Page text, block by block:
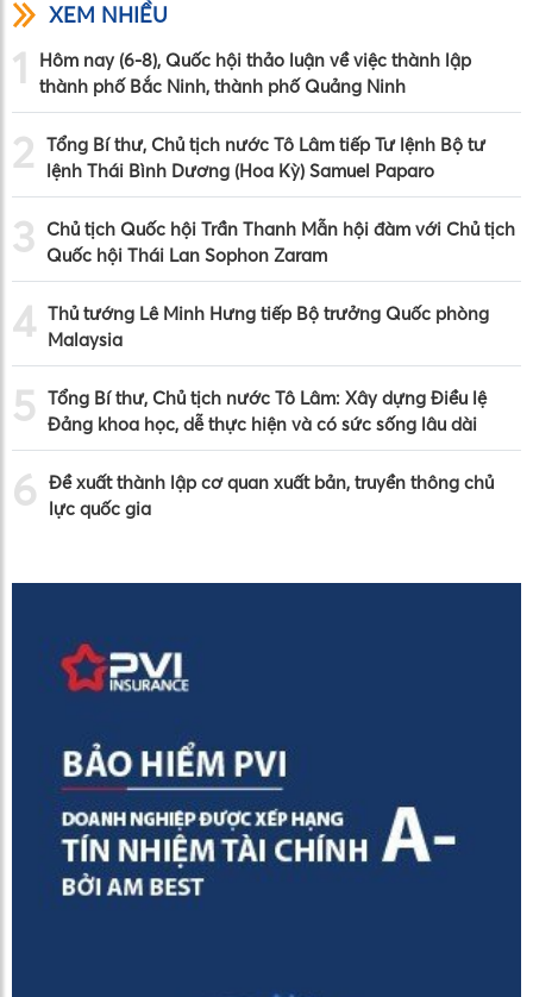
XEM NHIỀU
1
Hôm nay (6-8), Quốc hội thảo luận về việc thành lập
thành phố Bắc Ninh, thành phố Quảng Ninh
2 Tổng Bí thư, Chủ tịch nước Tô Lâm tiếp Tư lệnh Bộ tư
lệnh Thái Bình Dương (Hoa Kỳ) Samuel Paparo
3 Chủ tịch Quốc hội Trần Thanh Mẫn hội đàm với Chủ tịch
Quốc hội Thái Lan Sophon Zaram
4 Thủ tướng Lê Minh Hưng tiếp Bộ trưởng Quốc phòng
Malaysia
5 Tổng Bí thư, Chủ tịch nước Tô Lâm: Xây dựng Điều lệ
Đảng khoa học, dễ thực hiện và có sức sống lâu dài
6 Đề xuất thành lập cơ quan xuất bản, truyền thông chủ
lực quốc gia